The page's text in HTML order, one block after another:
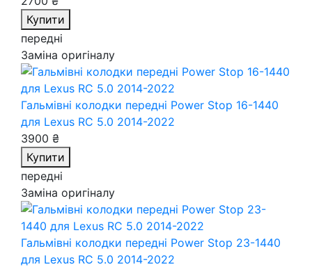
Купити
передні
Заміна оригіналу
Гальмівні колодки передні Power Stop 16-1440
для Lexus RC 5.0 2014-2022
3900 ₴
Купити
передні
Заміна оригіналу
Гальмівні колодки передні Power Stop 23-1440
для Lexus RC 5.0 2014-2022